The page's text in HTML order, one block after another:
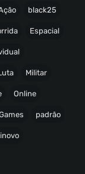
black25
Espacial
Militar
Online
padrão